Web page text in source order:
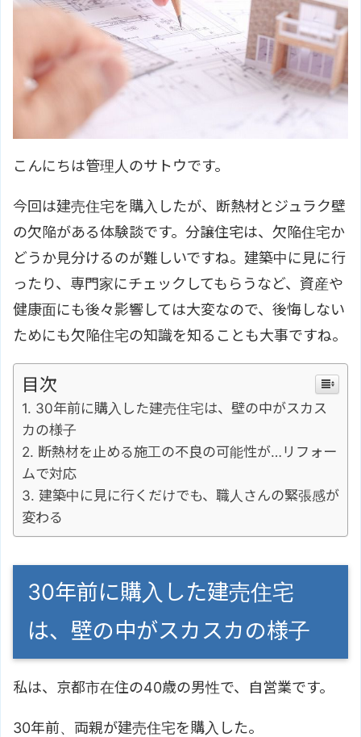
こんにちは管理人のサトウです。
今回は建売住宅を購入したが、断熱材とジュラク壁
の欠陥がある体験談です。分譲住宅は、欠陥住宅か
どうか見分けるのが難しいですね。建築中に見に行
ったり、専門家にチェックしてもらうなど、資産や
健康面にも後々影響しては大変なので、後悔しない
ためにも欠陥住宅の知識を知ることも大事ですね。
目次
30年前に購入した建売住宅は、壁の中がスカス
カの様子
断熱材を止める施工の不良の可能性が…リフォー
ムで対応
建築中に見に行くだけでも、職人さんの緊張感が
変わる
30年前に購入した建売住宅
は、壁の中がスカスカの様子
私は、京都市在住の40歳の男性で、自営業です。
30年前、両親が建売住宅を購入した。